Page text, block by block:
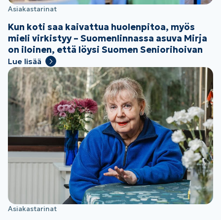
Asiakastarinat
Kun koti saa kaivattua huolenpitoa, myös
mieli virkistyy – Suomenlinnassa asuva Mirja
on iloinen, että löysi Suomen Seniorihoivan
Lue lisää
Asiakastarinat